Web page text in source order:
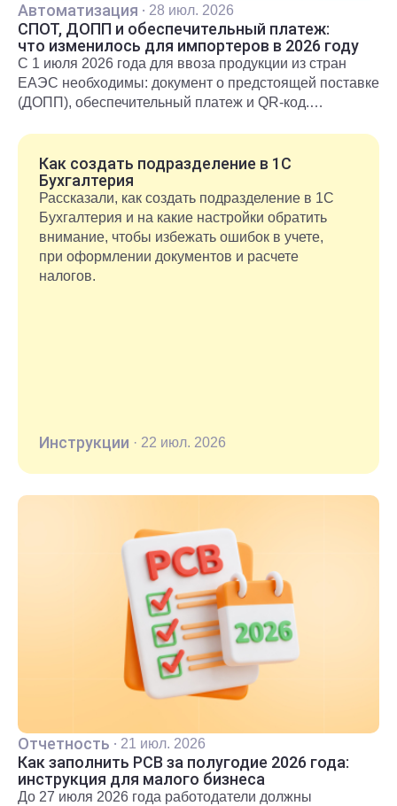
Автоматизация · 28 июл. 2026
СПОТ, ДОПП и обеспечительный платеж:
что изменилось для импортеров в 2026 году
С 1 июля 2026 года для ввоза продукции из стран
ЕАЭС необходимы: документ о предстоящей поставке
(ДОПП), обеспечительный платеж и QR-код.
рассказали в статье.
Как создать подразделение в 1С
Бухгалтерия
Рассказали, как создать подразделение в 1С
Бухгалтерия и на какие настройки обратить
внимание, чтобы избежать ошибок в учете,
при оформлении документов и расчете
налогов.
Инструкции · 22 июл. 2026
Отчетность · 21 июл. 2026
Как заполнить РСВ за полугодие 2026 года:
инструкция для малого бизнеса
До 27 июля 2026 года работодатели должны